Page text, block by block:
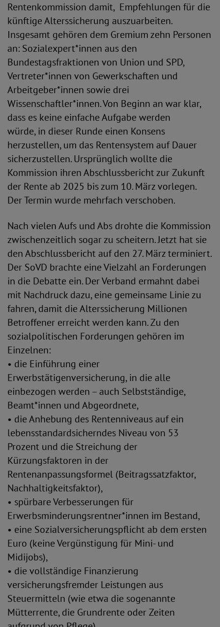
Rentenkommission damit, Empfehlungen für die
künftige Alterssicherung auszuarbeiten.
Insgesamt gehören dem Gremium zehn Personen
an: Sozialexpert*innen aus den
Bundestagsfraktionen von Union und SPD,
Vertreter*innen von Gewerkschaften und
Arbeitgeber*innen sowie drei
Wissenschaftler*innen. Von Beginn an war klar,
dass es keine einfache Aufgabe werden
würde, in dieser Runde einen Konsens
herzustellen, um das Rentensystem auf Dauer
sicherzustellen. Ursprünglich wollte die
Kommission ihren Abschlussbericht zur Zukunft
der Rente ab 2025 bis zum 10. März vorlegen.
Der Termin wurde mehrfach verschoben.
Nach vielen Aufs und Abs drohte die Kommission
zwischenzeitlich sogar zu scheitern. Jetzt hat sie
den Abschlussbericht auf den 27. März terminiert.
Der SoVD brachte eine Vielzahl an Forderungen
in die Debatte ein. Der Verband ermahnt dabei
mit Nachdruck dazu, eine gemeinsame Linie zu
fahren, damit die Alterssicherung Millionen
Betroffener erreicht werden kann. Zu den
sozialpolitischen Forderungen gehören im
Einzelnen:
• die Einführung einer
Erwerbstätigenversicherung, in die alle
einbezogen werden – auch Selbstständige,
Beamt*innen und Abgeordnete,
• die Anhebung des Rentenniveaus auf ein
lebensstandardsicherndes Niveau von 53
Prozent und die Streichung der
Kürzungsfaktoren in der
Rentenanpassungsformel (Beitragssatzfaktor,
Nachhaltigkeitsfaktor),
• spürbare Verbesserungen für
Erwerbsminderungsrentner*innen im Bestand,
• eine Sozialversicherungspflicht ab dem ersten
Euro (keine Vergünstigung für Mini- und
Midijobs),
• die vollständige Finanzierung
versicherungsfremder Leistungen aus
Steuermitteln (wie etwa die sogenannte
Mütterrente, die Grundrente oder Zeiten